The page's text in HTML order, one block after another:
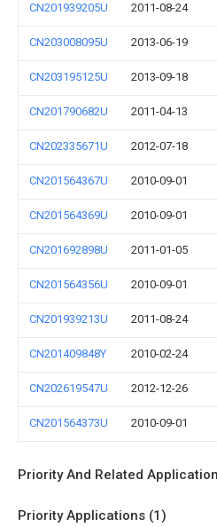
CN201939205U 2011-08-24
CN203008095U 2013-06-19
CN203195125U 2013-09-18
CN201790682U 2011-04-13
CN202335671U 2012-07-18
CN201564367U 2010-09-01
CN201564369U 2010-09-01
CN201692898U 2011-01-05
CN201564356U 2010-09-01
CN201939213U 2011-08-24
CN201409848Y 2010-02-24
CN202619547U 2012-12-26
CN201564373U 2010-09-01
Priority And Related
Priority Applications (1)